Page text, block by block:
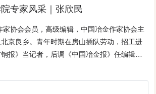
灵魂与自然世界的灵魂有机地结合了，融为
就像那天地融合一线那样，让灵魂就此合二
芦苇，喂牲口。不会水的知青等着小船来接，
到了对岸。地块上有座土屋，有大队看芦苇
有座灶台，旁边的水道上停靠着一条小船，
。水阔清澈，河草稀疏的地方，会有云朵镶
恋在深邃的天空之中，瞧上去欣赏……那个感
作是石英先生在这部文集里所表达出的一种
初始阶段，尚为小学生的作者聆听李老师上
专家风采｜张欣民
会会员，高级编辑，中国冶金作家协会主
京良乡。青年时期在房山插队劳动，招工进
报》当记者，后调《中国冶金报》任编辑。
大门》《烟殇》等纪实文学。诗歌、散文、
北京文学》《作家天地》《工人日报》《映